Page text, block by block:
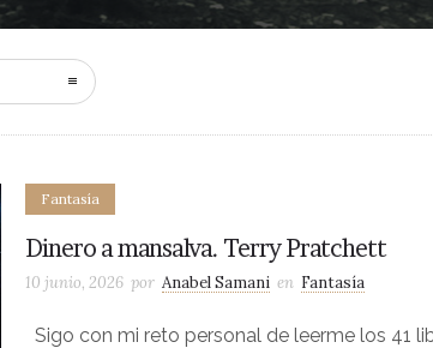
Fantasía
Dinero a mansalva. Terry Pratchett
10 junio, 2026 por Anabel Samani en Fantasía
Sigo con mi reto personal de leerme los 41